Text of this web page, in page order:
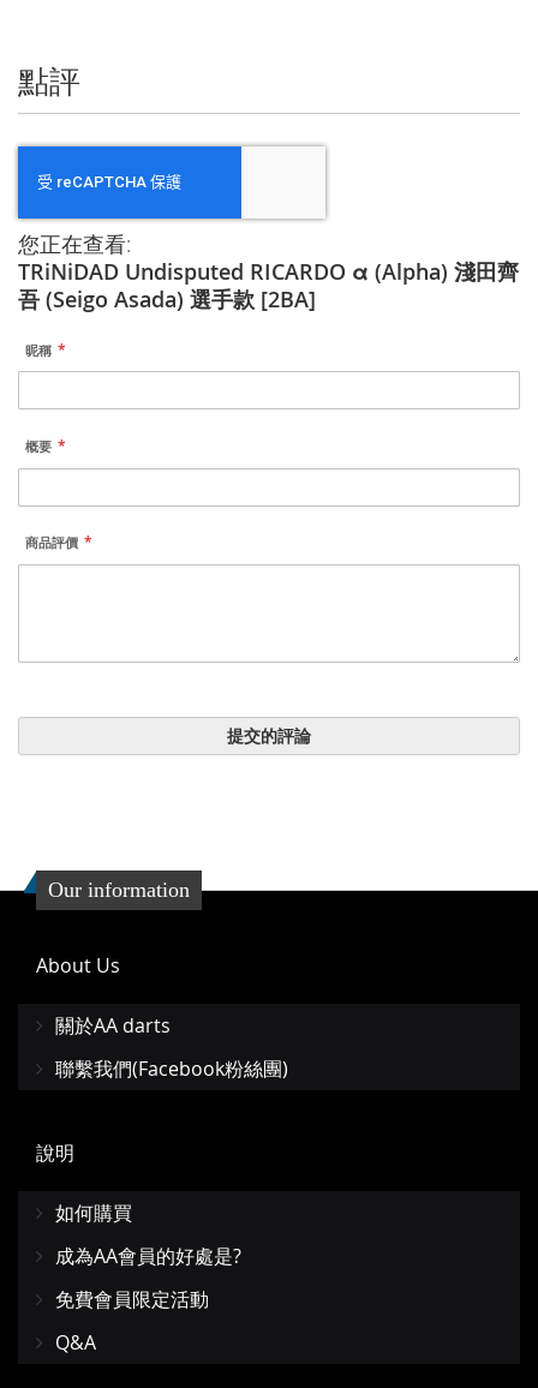
點評
您正在查看:
TRiNiDAD Undisputed RICARDO α (Alpha) 淺田齊
吾 (Seigo Asada) 選手款 [2BA]
昵稱
概要
商品評價
提交的評論
Our information
About Us
關於AA darts
聯繫我們(Facebook粉絲團)
說明
如何購買
成為AA會員的好處是?
免費會員限定活動
Q&A